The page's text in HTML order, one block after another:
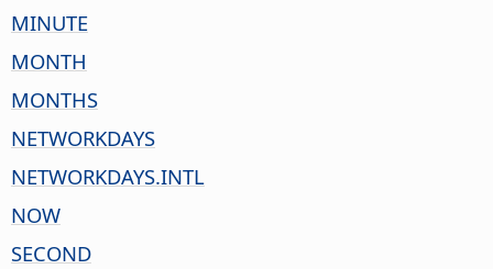
MINUTE
MONTH
MONTHS
NETWORKDAYS
NETWORKDAYS.INTL
NOW
SECOND